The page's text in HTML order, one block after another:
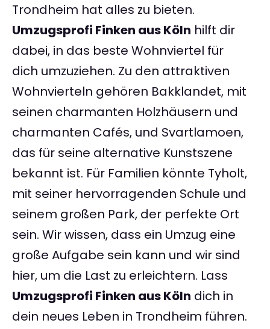
Trondheim hat alles zu bieten.
Umzugsprofi Finken aus Köln hilft dir
dabei, in das beste Wohnviertel für
dich umzuziehen. Zu den attraktiven
Wohnvierteln gehören Bakklandet, mit
seinen charmanten Holzhäusern und
charmanten Cafés, und Svartlamoen,
das für seine alternative Kunstszene
bekannt ist. Für Familien könnte Tyholt,
mit seiner hervorragenden Schule und
seinem großen Park, der perfekte Ort
sein. Wir wissen, dass ein Umzug eine
große Aufgabe sein kann und wir sind
hier, um die Last zu erleichtern. Lass
Umzugsprofi Finken aus Köln dich in
dein neues Leben in Trondheim führen.